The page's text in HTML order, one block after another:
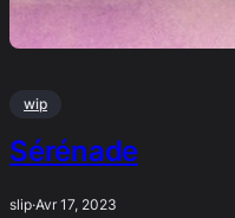
wip
Sérénade
slip·Avr 17, 2023